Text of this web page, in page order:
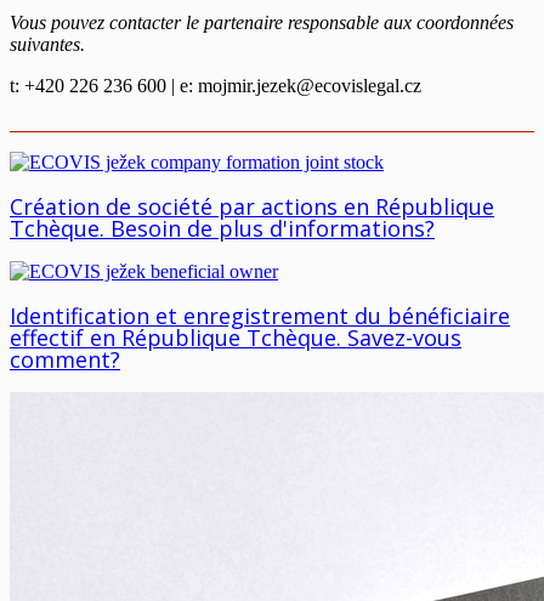
Vous pouvez contacter le partenaire responsable aux coordonnées
suivantes.
t: +420 226 236 600 | e: mojmir.jezek@ecovislegal.cz
Création de société par actions en République
Tchèque. Besoin de plus d'informations?
Identification et enregistrement du bénéficiaire
effectif en République Tchèque. Savez-vous
comment?